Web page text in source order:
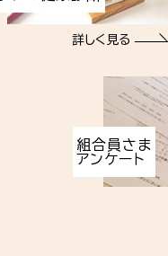
詳しく見る
組合員さま
アンケート